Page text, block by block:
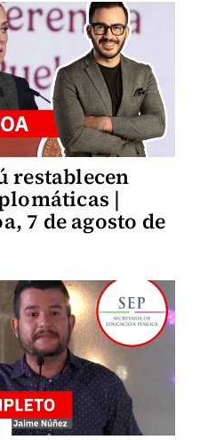
restablecen
|
7 de agosto de